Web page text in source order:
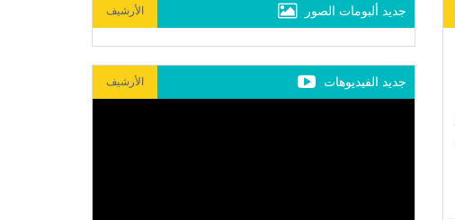
جديد ألبومات الصور الأرشيف
جديد الفيديوهات الأرشيف